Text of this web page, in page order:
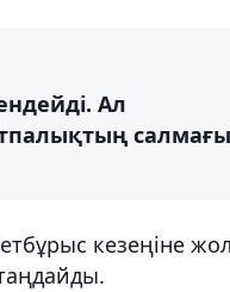
Ал
салмағы
кезеңіне